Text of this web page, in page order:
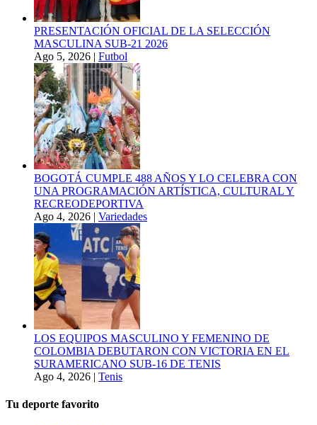
PRESENTACIÓN OFICIAL DE LA SELECCIÓN
MASCULINA SUB-21 2026
Ago 5, 2026 | Futbol
BOGOTÁ CUMPLE 488 AÑOS Y LO CELEBRA CON
UNA PROGRAMACIÓN ARTÍSTICA, CULTURAL Y
RECREODEPORTIVA
Ago 4, 2026 | Variedades
LOS EQUIPOS MASCULINO Y FEMENINO DE
COLOMBIA DEBUTARON CON VICTORIA EN EL
SURAMERICANO SUB-16 DE TENIS
Ago 4, 2026 | Tenis
Tu deporte favorito